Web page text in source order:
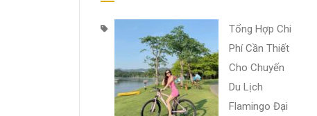
Tổng Hợp Chi
Phí Cần Thiết
Cho Chuyến
Du Lịch
Flamingo Đại